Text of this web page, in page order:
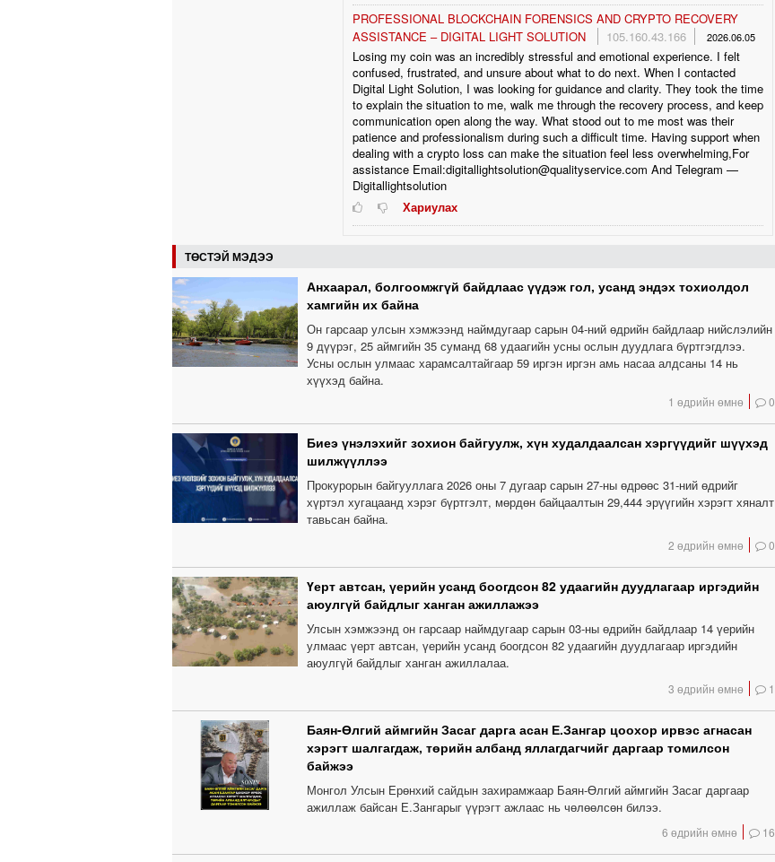
PROFESSIONAL BLOCKCHAIN FORENSICS AND CRYPTO RECOVERY
ASSISTANCE – DIGITAL LIGHT SOLUTION
105.160.43.166 2026.06.05
Losing my coin was an incredibly stressful and emotional experience. I felt
confused, frustrated, and unsure about what to do next. When I contacted
Digital Light Solution, I was looking for guidance and clarity. They took the time
to explain the situation to me, walk me through the recovery process, and keep
communication open along the way. What stood out to me most was their
patience and professionalism during such a difficult time. Having support when
dealing with a crypto loss can make the situation feel less overwhelming,For
assistance Email:digitallightsolution@qualityservice.com And Telegram —
Digitallightsolution
Хариулах
ТӨСТЭЙ МЭДЭЭ
Анхаарал, болгоомжгүй байдлаас үүдэж гол, усанд эндэх тохиолдол
хамгийн их байна
Он гарсаар улсын хэмжээнд наймдугаар сарын 04-ний өдрийн байдлаар нийслэлийн
9 дүүрэг, 25 аймгийн 35 суманд 68 удаагийн усны ослын дуудлага бүртгэгдлээ.
Усны ослын улмаас харамсалтайгаар 59 иргэн иргэн амь насаа алдсаны 14 нь
хүүхэд байна.
1 өдрийн өмнө 0
Биеэ үнэлэхийг зохион байгуулж, хүн худалдаалсан хэргүүдийг шүүхэд
шилжүүллээ
Прокурорын байгууллага 2026 оны 7 дугаар сарын 27-ны өдрөөс 31-ний өдрийг
хүртэл хугацаанд хэрэг бүртгэлт, мөрдөн байцаалтын 29,444 эрүүгийн хэрэгт хяналт
тавьсан байна.
2 өдрийн өмнө 0
Үерт автсан, үерийн усанд боогдсон 82 удаагийн дуудлагаар иргэдийн
аюулгүй байдлыг ханган ажиллажээ
Улсын хэмжээнд он гарсаар наймдугаар сарын 03-ны өдрийн байдлаар 14 үерийн
улмаас үерт автсан, үерийн усанд боогдсон 82 удаагийн дуудлагаар иргэдийн
аюулгүй байдлыг ханган ажиллалаа.
3 өдрийн өмнө 1
Баян-Өлгий аймгийн Засаг дарга асан Е.Зангар цоохор ирвэс агнасан
хэрэгт шалгагдаж, төрийн албанд яллагдагчийг даргаар томилсон
байжээ
Монгол Улсын Ерөнхий сайдын захирамжаар Баян-Өлгий аймгийн Засаг даргаар
ажиллаж байсан Е.Зангарыг үүрэгт ажлаас нь чөлөөлсөн билээ.
6 өдрийн өмнө 16